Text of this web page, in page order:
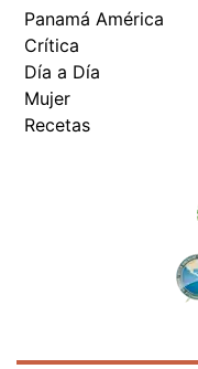
Panamá América
Crítica
Día a Día
Mujer
Recetas